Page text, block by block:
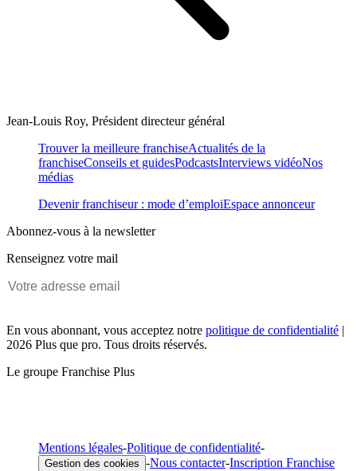
Jean-Louis Roy, Président directeur général
Trouver la meilleure franchiseActualités de la
franchiseConseils et guidesPodcastsInterviews vidéoNos
médias
Devenir franchiseur : mode d’emploiEspace annonceur
Abonnez-vous à la newsletter
Renseignez votre mail
En vous abonnant, vous acceptez notre politique de confidentialité |
2026 Plus que pro. Tous droits réservés.
Le groupe Franchise Plus
Mentions légales-Politique de confidentialité-
Gestion des cookies -Nous contacter-Inscription Franchise